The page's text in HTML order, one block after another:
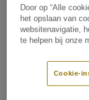
vloerbedekking
Residentiële
Industriële
Door op “Alle
het opslaan van
websitenavigatie,
te helpen bij onze
Cookie-